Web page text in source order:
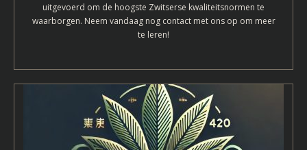
uitgevoerd om de hoogste Zwitserse kwaliteitsnormen te
waarborgen. Neem vandaag nog contact met ons op om meer
te leren!